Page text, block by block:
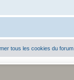
tous les cookies du forum